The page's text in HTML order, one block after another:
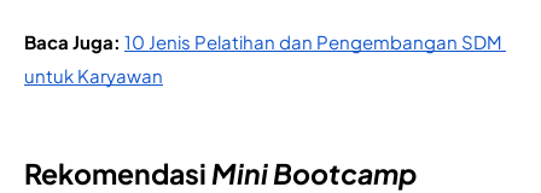
Baca Juga: 10 Jenis Pelatihan dan Pengembangan SDM
untuk Karyawan
Rekomendasi Mini Bootcamp